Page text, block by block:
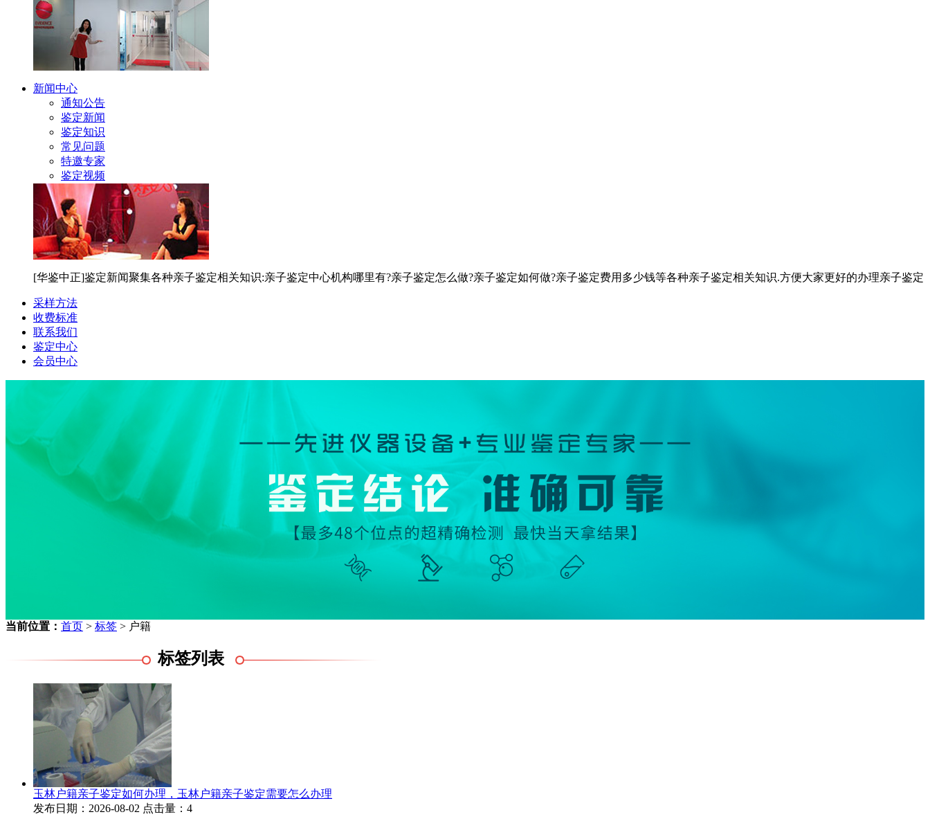
新闻中心
通知公告
鉴定新闻
鉴定知识
常见问题
特邀专家
鉴定视频
[华鉴中正]鉴定新闻聚集各种亲子鉴定相关知识:亲子鉴定中心机构哪里有?亲子鉴定怎么做?亲子鉴定如何做?亲子鉴定费用多少钱等各种亲子鉴定相关知识.方便大家更好的办理亲子鉴定
采样方法
收费标准
联系我们
鉴定中心
会员中心
当前位置： 首页 > 标签 > 户籍
标签列表
玉林户籍亲子鉴定如何办理，玉林户籍亲子鉴定需要怎么办理
发布日期：2026-08-02 点击量：4